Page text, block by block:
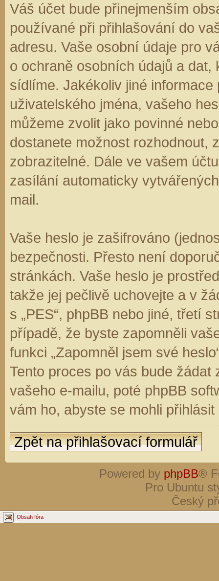
Váš účet bude přinejmenším
používané při přihlašování do
adresu. Vaše osobní údaje pro
o ochraně osobních údajů a
sídlíme. Jakékoliv jiné informace
uživatelského jména, vašeho
můžeme zvolit jako povinné
dostanete možnost rozhodnout,
zobrazitelné. Dále ve vašem
zasílání automaticky
mail.
Vaše heslo je zašifrováno
bezpečnosti. Přesto není
stránkách. Vaše heslo je
takže jej pečlivě uchovejte a v
s „PES“, phpBB nebo jiné, třetí
případě, že byste zapomněli
funkci „Zapomněl jsem své
Tento proces po vás bude
vašeho e-mailu, poté phpBB
vám ho, abyste se mohli
Zpět na přihlašovací formulář
Powered by phpBB®
Pro Ubuntu
Český
Obsah fóra